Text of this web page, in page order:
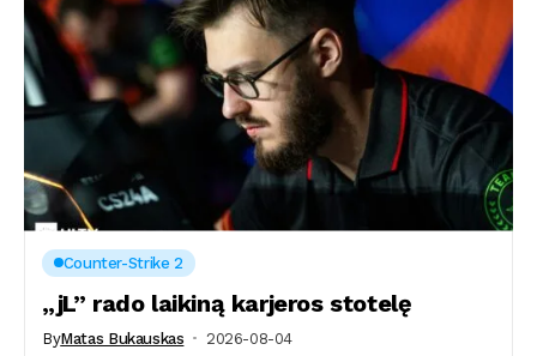
Counter-Strike 2
„jL” rado laikiną karjeros stotelę
ByMatas Bukauskas 2026-08-04